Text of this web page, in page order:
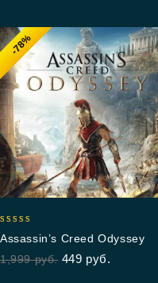
-78%
out of 5
Assassin’s Creed Odyssey
1,999руб. 449 руб.